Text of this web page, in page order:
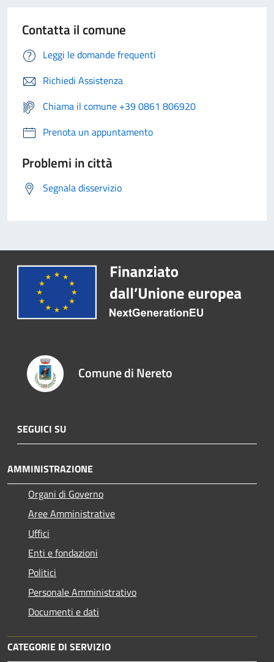
Contatta il comune
Leggi le domande frequenti
Richiedi Assistenza
Chiama il comune +39 0861 806920
Prenota un appuntamento
Problemi in città
Segnala disservizio
Comune di Nereto
SEGUICI SU
AMMINISTRAZIONE
Organi di Governo
Aree Amministrative
Uffici
Enti e fondazioni
Politici
Personale Amministrativo
Documenti e dati
CATEGORIE DI SERVIZIO